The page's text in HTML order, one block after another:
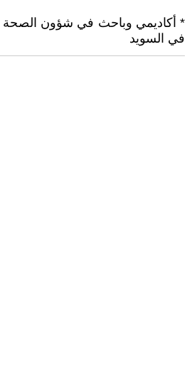
* أكاديمي وباحث في شؤون الصحة
في السويد